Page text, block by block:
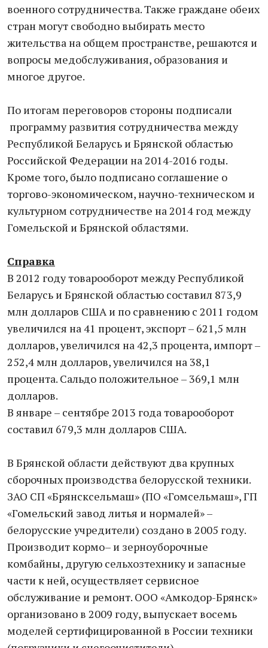
военного сотрудничества. Также граждане обеих
стран могут свободно выбирать место
жительства на общем пространстве, решаются и
вопросы медобслуживания, образования и
многое другое.
По итогам переговоров стороны подписали
программу развития сотрудничества между
Республикой Беларусь и Брянской областью
Российской Федерации на 2014-2016 годы.
Кроме того, было подписано соглашение о
торгово-экономическом, научно-техническом и
культурном сотрудничестве на 2014 год между
Гомельской и Брянской областями.
Справка
В 2012 году товарооборот между Республикой
Беларусь и Брянской областью составил 873,9
млн долларов США и по сравнению с 2011 годом
увеличился на 41 процент, экспорт – 621,5 млн
долларов, увеличился на 42,3 процента, импорт –
252,4 млн долларов, увеличился на 38,1
процента. Сальдо положительное – 369,1 млн
долларов.
В январе – сентябре 2013 года товарооборот
составил 679,3 млн долларов США.
В Брянской области действуют два крупных
сборочных производства белорусской техники.
ЗАО СП «Брянсксельмаш» (ПО «Гомсельмаш», ГП
«Гомельский завод литья и нормалей» –
белорусские учредители) создано в 2005 году.
Производит кормо– и зерноуборочные
комбайны, другую сельхозтехнику и запасные
части к ней, осуществляет сервисное
обслуживание и ремонт. ООО «Амкодор-Брянск»
организовано в 2009 году, выпускает восемь
моделей сертифицированной в России техники